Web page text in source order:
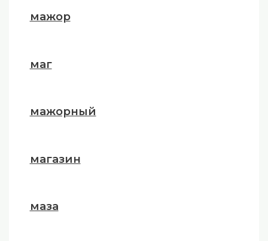
мажор
маг
мажорный
магазин
маза